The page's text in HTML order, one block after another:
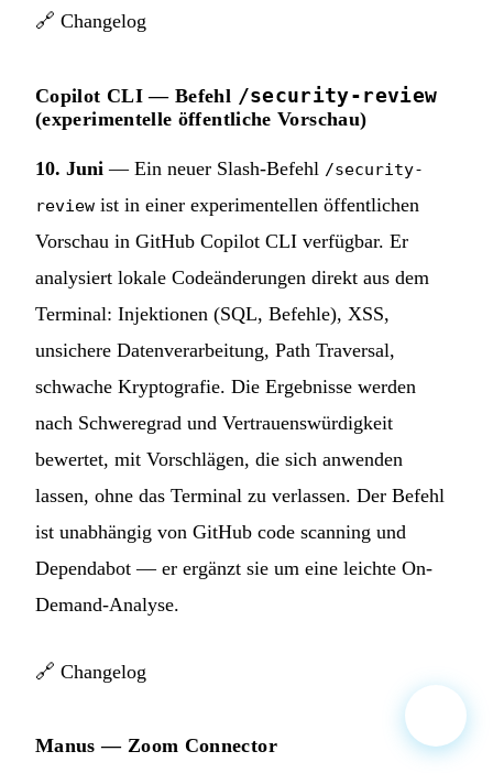
🔗 Changelog
Copilot CLI — Befehl /security-review
(experimentelle öffentliche Vorschau)
10. Juni — Ein neuer Slash-Befehl /security-
review ist in einer experimentellen öffentlichen
Vorschau in GitHub Copilot CLI verfügbar. Er
analysiert lokale Codeänderungen direkt aus dem
Terminal: Injektionen (SQL, Befehle), XSS,
unsichere Datenverarbeitung, Path Traversal,
schwache Kryptografie. Die Ergebnisse werden
nach Schweregrad und Vertrauenswürdigkeit
bewertet, mit Vorschlägen, die sich anwenden
lassen, ohne das Terminal zu verlassen. Der Befehl
ist unabhängig von GitHub code scanning und
Dependabot — er ergänzt sie um eine leichte On-
Demand-Analyse.
🔗 Changelog
Manus — Zoom Connector